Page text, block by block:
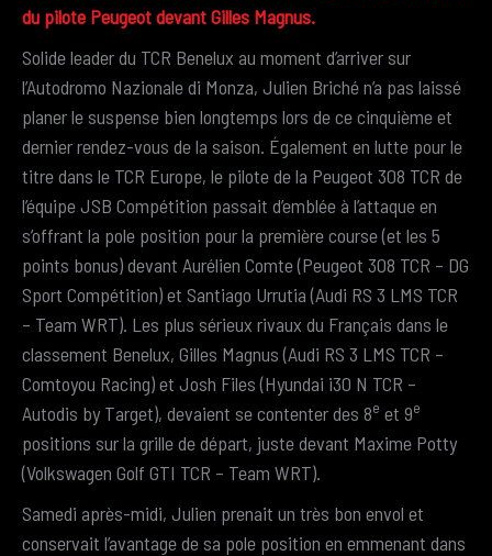
du pilote Peugeot devant Gilles Magnus.
Solide leader du TCR Benelux au moment d’arriver sur
l’Autodromo Nazionale di Monza, Julien Briché n’a pas laissé
planer le suspense bien longtemps lors de ce cinquième et
dernier rendez-vous de la saison. Également en lutte pour le
titre dans le TCR Europe, le pilote de la Peugeot 308 TCR de
l’équipe JSB Compétition passait d’emblée à l’attaque en
s’offrant la pole position pour la première course (et les 5
points bonus) devant Aurélien Comte (Peugeot 308 TCR – DG
Sport Compétition) et Santiago Urrutia (Audi RS 3 LMS TCR
– Team WRT). Les plus sérieux rivaux du Français dans le
classement Benelux, Gilles Magnus (Audi RS 3 LMS TCR –
Comtoyou Racing) et Josh Files (Hyundai i30 N TCR –
Autodis by Target), devaient se contenter des 8e et 9e
positions sur la grille de départ, juste devant Maxime Potty
(Volkswagen Golf GTI TCR – Team WRT).
Samedi après-midi, Julien prenait un très bon envol et
conservait l’avantage de sa pole position en emmenant dans